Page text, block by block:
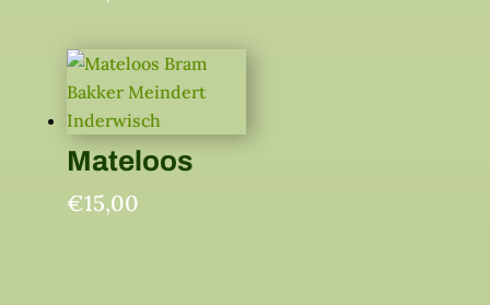
Mateloos
€15,00